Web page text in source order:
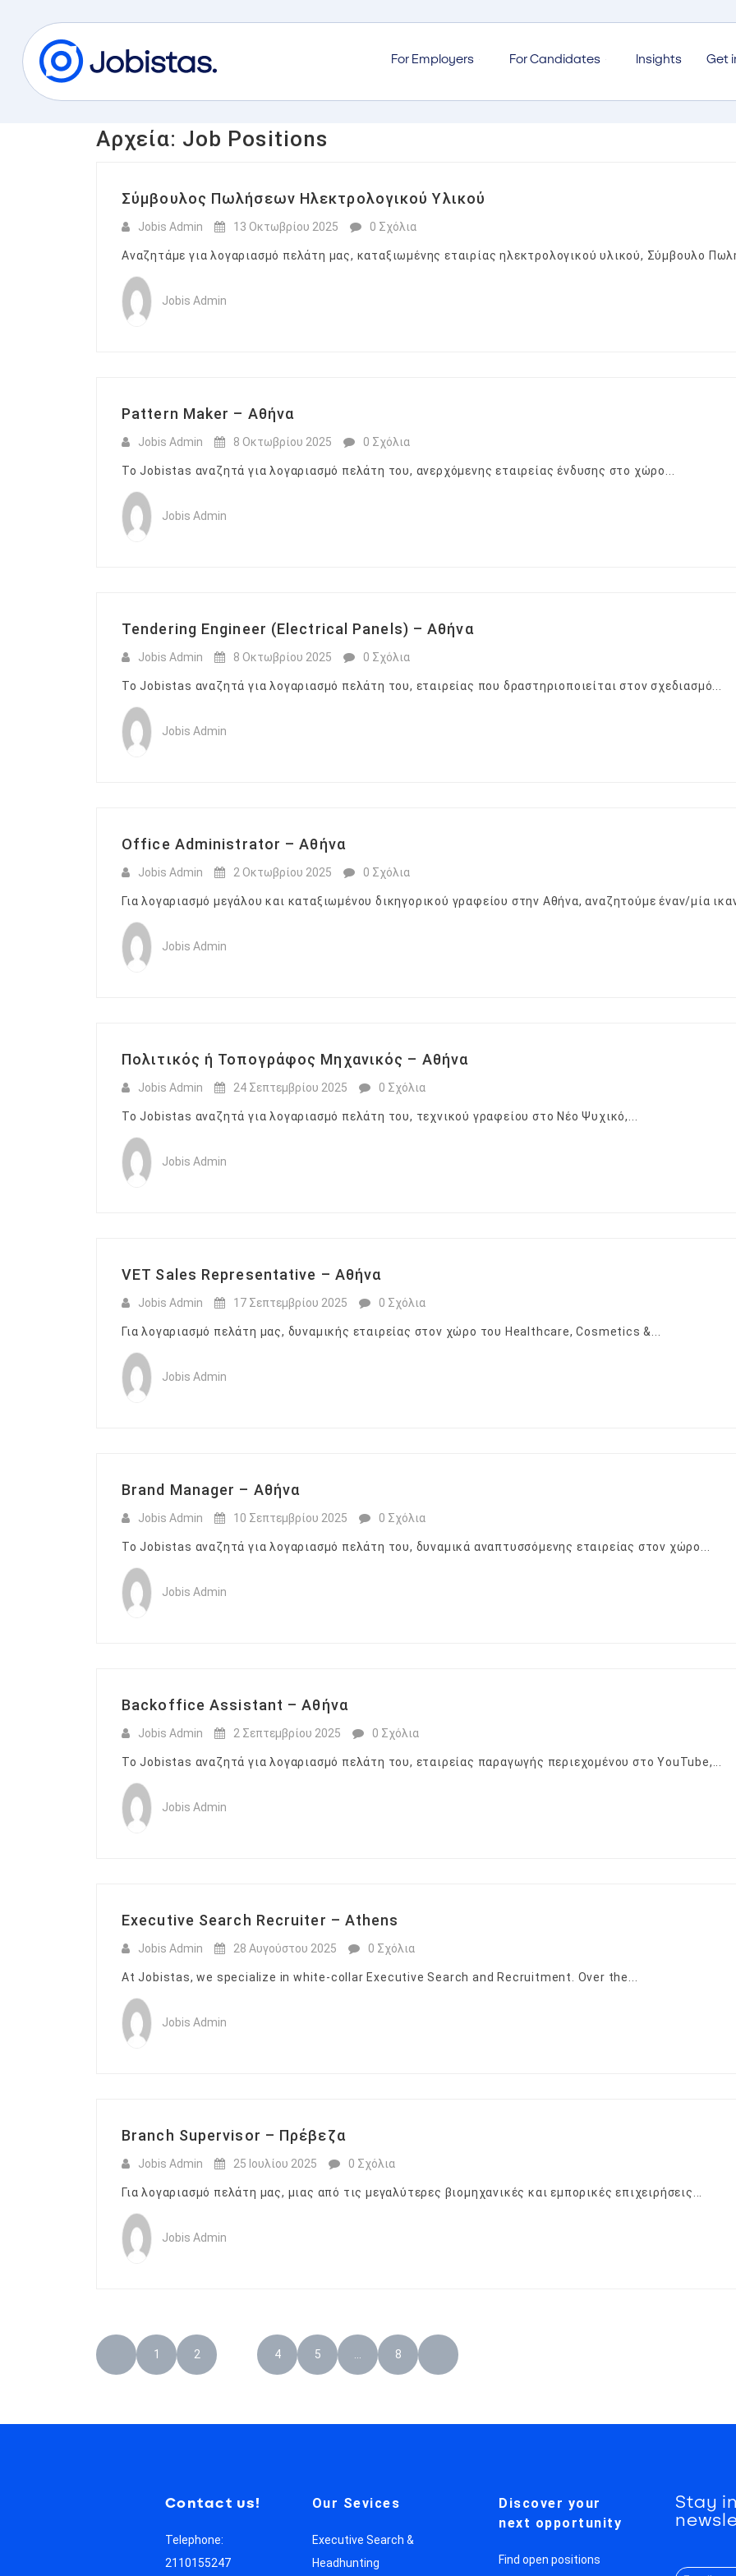
For Employers For Candidates Insights Get
Αρχεία: Job Positions
Σύμβουλος Πωλήσεων Ηλεκτρολογικού Υλικού
Jobis Admin 13 Οκτωβρίου 2025 0 Σχόλια
Αναζητάμε για λογαριασμό πελάτη μας, καταξιωμένης εταιρίας ηλεκτρολογικού υλικού, Σύμβουλο
Jobis Admin
Pattern Maker – Αθήνα
Jobis Admin 8 Οκτωβρίου 2025 0 Σχόλια
Το Jobistas αναζητά για λογαριασμό πελάτη του, ανερχόμενης εταιρείας ένδυσης στο χώρο...
Jobis Admin
Tendering Engineer (Electrical Panels) – Αθήνα
Jobis Admin 8 Οκτωβρίου 2025 0 Σχόλια
Το Jobistas αναζητά για λογαριασμό πελάτη του, εταιρείας που δραστηριοποιείται στον σχεδιασμό...
Jobis Admin
Office Administrator – Αθήνα
Jobis Admin 2 Οκτωβρίου 2025 0 Σχόλια
Για λογαριασμό μεγάλου και καταξιωμένου δικηγορικού γραφείου στην Αθήνα, αναζητούμε έναν/μία
Jobis Admin
Πολιτικός ή Τοπογράφος Μηχανικός – Αθήνα
Jobis Admin 24 Σεπτεμβρίου 2025 0 Σχόλια
Το Jobistas αναζητά για λογαριασμό πελάτη του, τεχνικού γραφείου στο Νέο Ψυχικό,...
Jobis Admin
VET Sales Representative – Αθήνα
Jobis Admin 17 Σεπτεμβρίου 2025 0 Σχόλια
Για λογαριασμό πελάτη μας, δυναμικής εταιρείας στον χώρο του Healthcare, Cosmetics &...
Jobis Admin
Brand Manager – Αθήνα
Jobis Admin 10 Σεπτεμβρίου 2025 0 Σχόλια
Το Jobistas αναζητά για λογαριασμό πελάτη του, δυναμικά αναπτυσσόμενης εταιρείας στον χώρο...
Jobis Admin
Backoffice Assistant – Αθήνα
Jobis Admin 2 Σεπτεμβρίου 2025 0 Σχόλια
Το Jobistas αναζητά για λογαριασμό πελάτη του, εταιρείας παραγωγής περιεχομένου στο YouTube,...
Jobis Admin
Executive Search Recruiter – Athens
Jobis Admin 28 Αυγούστου 2025 0 Σχόλια
At Jobistas, we specialize in white-collar Executive Search and Recruitment. Over the...
Jobis Admin
Branch Supervisor – Πρέβεζα
Jobis Admin 25 Ιουλίου 2025 0 Σχόλια
Για λογαριασμό πελάτη μας, μιας από τις μεγαλύτερες βιομηχανικές και εμπορικές επιχειρήσεις...
Jobis Admin
1 2 4 5 8
Contact us!
Telephone:
2110155247
Our Sevices
Executive Search &
Headhunting
Discover your
next opportunity
Find open positions
Stay